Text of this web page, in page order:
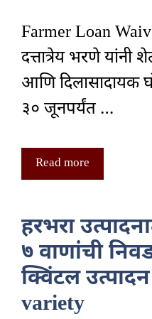
Farmer Loan
दत्तात्रेय भरणे यांनी
आणि दिलासादायक
३० जूनपर्यंत …
Read more
हरभरा
७ वाणांची
क्विंटल
variety